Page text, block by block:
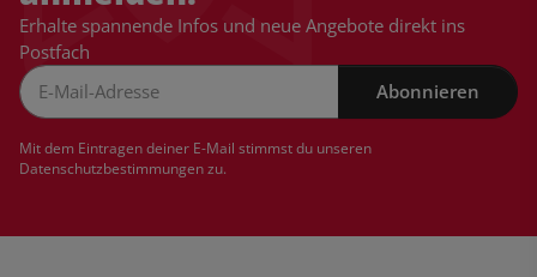
Erhalte spannende Infos und neue Angebote direkt ins
Postfach
Abonnieren
Mit dem Eintragen deiner E-Mail stimmst du unseren
Datenschutzbestimmungenzu.